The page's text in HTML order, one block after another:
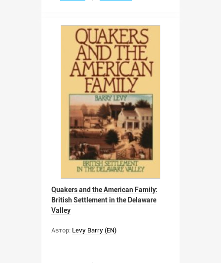
Quakers and the American Family:
British Settlement in the Delaware
Valley
Автор: Levy Barry (EN)